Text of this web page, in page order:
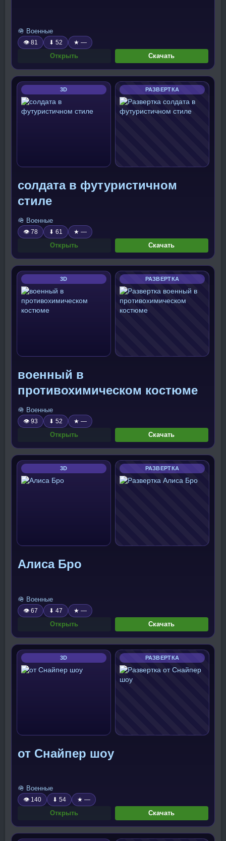
🪖 Военные
👁 81 ⬇ 52 ★ —
Открыть Скачать
3D РАЗВЕРТКА
солдата в футуристичном
стиле
🪖 Военные
👁 78 ⬇ 61 ★ —
Открыть Скачать
3D РАЗВЕРТКА
военный в
противохимическом костюме
🪖 Военные
👁 93 ⬇ 52 ★ —
Открыть Скачать
3D РАЗВЕРТКА
Алиса Бро
🪖 Военные
👁 67 ⬇ 47 ★ —
Открыть Скачать
3D РАЗВЕРТКА
от Снайпер шоу
🪖 Военные
👁 140 ⬇ 54 ★ —
Открыть Скачать